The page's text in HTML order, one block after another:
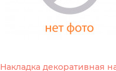
Накладка декоративная